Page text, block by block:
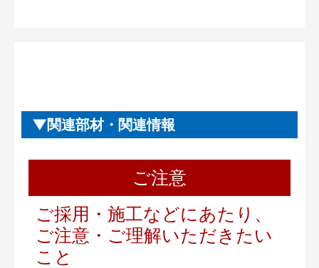
関連部材・関連情報
ご注意
ご採用・施工などにあたり、
ご注意・ご理解いただきたい
こと